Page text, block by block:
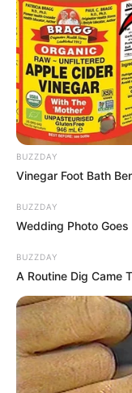
BUZZDAY
Vinegar Foot Bath
BUZZDAY
Wedding Photo
BUZZDAY
A Routine Dig Came